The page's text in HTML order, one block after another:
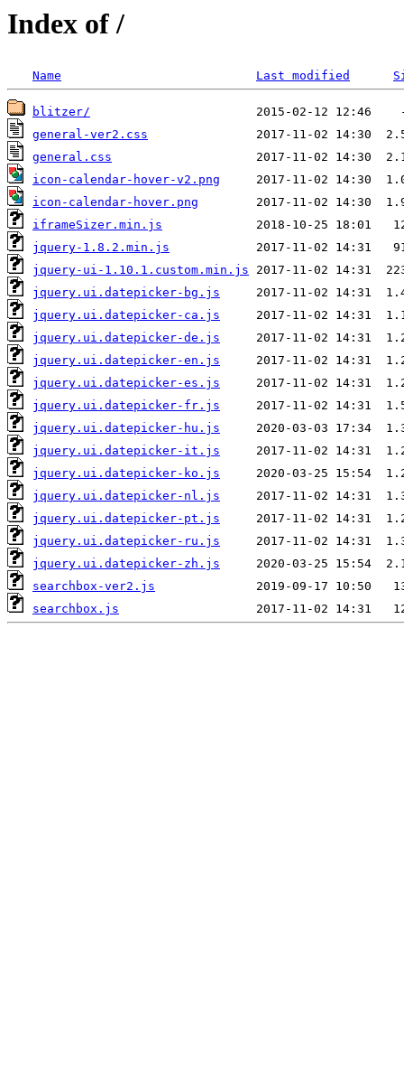
Index of /
Name Last modified
blitzer/
general-ver2.css
general.css
icon-calendar-hover-v2.png
icon-calendar-hover.png
iframeSizer.min.js
jquery-1.8.2.min.js
jquery-ui-1.10.1.custom.min.js
jquery.ui.datepicker-bg.js
jquery.ui.datepicker-ca.js
jquery.ui.datepicker-de.js
jquery.ui.datepicker-en.js
jquery.ui.datepicker-es.js
jquery.ui.datepicker-fr.js
jquery.ui.datepicker-hu.js
jquery.ui.datepicker-it.js
jquery.ui.datepicker-ko.js
jquery.ui.datepicker-nl.js
jquery.ui.datepicker-pt.js
jquery.ui.datepicker-ru.js
jquery.ui.datepicker-zh.js
searchbox-ver2.js
searchbox.js